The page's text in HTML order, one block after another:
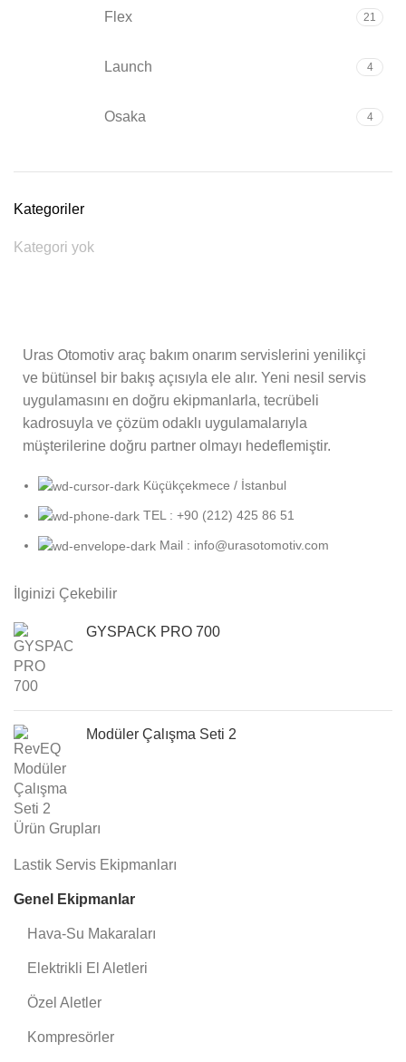
Flex 21
Launch 4
Osaka 4
Kategoriler
Kategori yok
Uras Otomotiv araç bakım onarım servislerini yenilikçi
ve bütünsel bir bakış açısıyla ele alır. Yeni nesil servis
uygulamasını en doğru ekipmanlarla, tecrübeli
kadrosuyla ve çözüm odaklı uygulamalarıyla
müşterilerine doğru partner olmayı hedeflemiştir.
Küçükçekmece / İstanbul
TEL : +90 (212) 425 86 51
Mail : info@urasotomotiv.com
İlginizi Çekebilir
GYSPACK PRO 700
Modüler Çalışma Seti 2
Ürün Grupları
Lastik Servis Ekipmanları
Genel Ekipmanlar
Hava-Su Makaraları
Elektrikli El Aletleri
Özel Aletler
Kompresörler